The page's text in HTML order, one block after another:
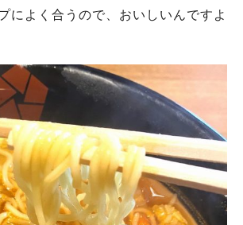
によく合うので、おいしいんですよ